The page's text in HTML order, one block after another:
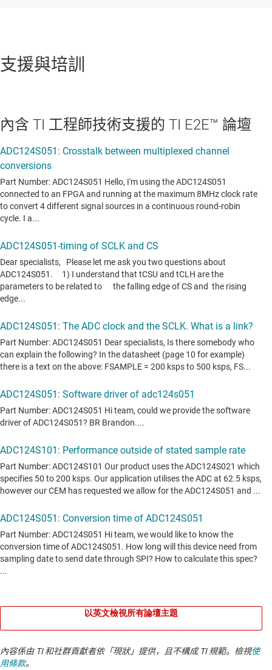
支援與培訓
內含 TI 工程師技術支援的 TI E2E™ 論壇
以英文檢視所有論壇主題
內容係由 TI 和社群貢獻者依「現狀」提供，且不構成 TI 規範。檢視使
用條款。